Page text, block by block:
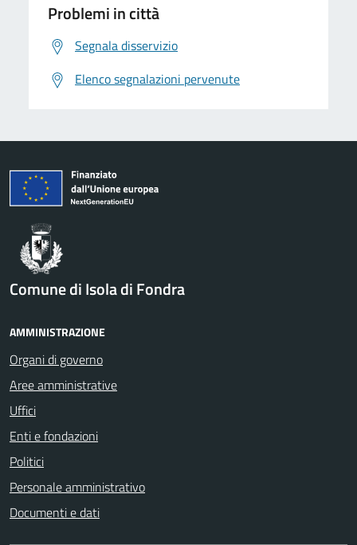
Problemi in città
Segnala disservizio
Elenco segnalazioni pervenute
Comune di Isola di Fondra
AMMINISTRAZIONE
Organi di governo
Aree amministrative
Uffici
Enti e fondazioni
Politici
Personale amministrativo
Documenti e dati